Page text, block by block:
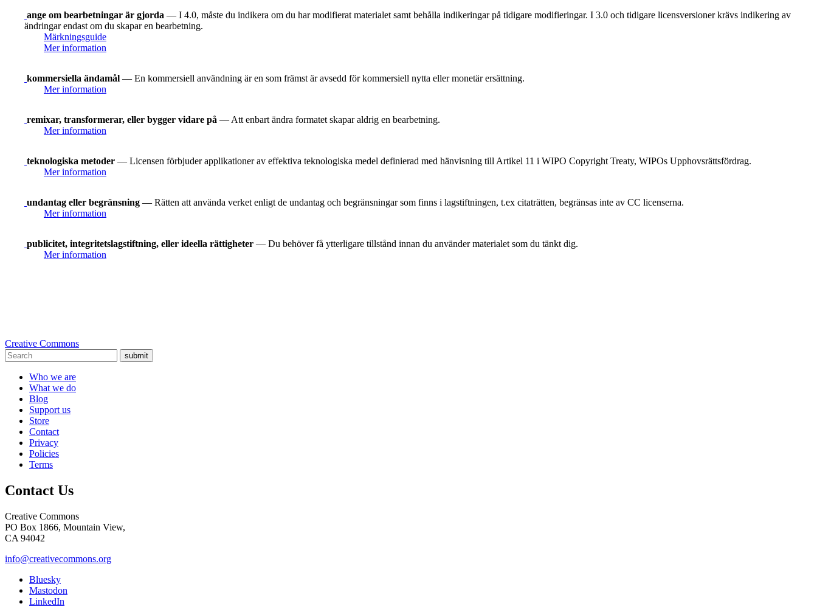
ange om bearbetningar är gjorda — I 4.0, måste du indikera om du har modifierat materialet samt behålla indikeringar på tidigare modifieringar. I 3.0 och tidigare licensversioner krävs indikering av
ändringar endast om du skapar en bearbetning.
Märkningsguide
Mer information
kommersiella ändamål — En kommersiell användning är en som främst är avsedd för kommersiell nytta eller monetär ersättning.
Mer information
remixar, transformerar, eller bygger vidare på — Att enbart ändra formatet skapar aldrig en bearbetning.
Mer information
teknologiska metoder — Licensen förbjuder applikationer av effektiva teknologiska medel definierad med hänvisning till Artikel 11 i WIPO Copyright Treaty, WIPOs Upphovsrättsfördrag.
Mer information
undantag eller begränsning — Rätten att använda verket enligt de undantag och begränsningar som finns i lagstiftningen, t.ex citaträtten, begränsas inte av CC licenserna.
Mer information
publicitet, integritetslagstiftning, eller ideella rättigheter — Du behöver få ytterligare tillstånd innan du använder materialet som du tänkt dig.
Mer information
Creative Commons
submit
Who we are
What we do
Blog
Support us
Store
Contact
Privacy
Policies
Terms
Contact Us
Creative Commons
PO Box 1866, Mountain View,
CA 94042
info@creativecommons.org
Bluesky
Mastodon
LinkedIn